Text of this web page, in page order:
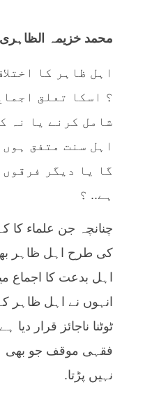
محمد خزیمہ الظاہری
اہل ظاہر کا
؟ اسکا تعلق
شامل کرنے یا نہ
اہل سنت متفق
گا یا دیگر فرقوں
ہے.. ؟
اہل بدعت کا اجماع
انہوں نے اہل ظاہر
ٹوٹنا ناجائز قرار
فقہی موقف جو
نہیں پڑتا.